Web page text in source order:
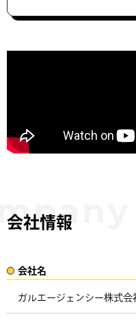
会社情報
会社名​
ガルエージェンシー株式会